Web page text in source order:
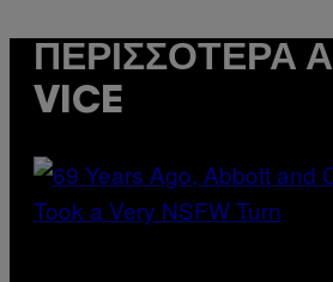
ΠΕΡΙΣΣΌΤΕΡΑ
VICE